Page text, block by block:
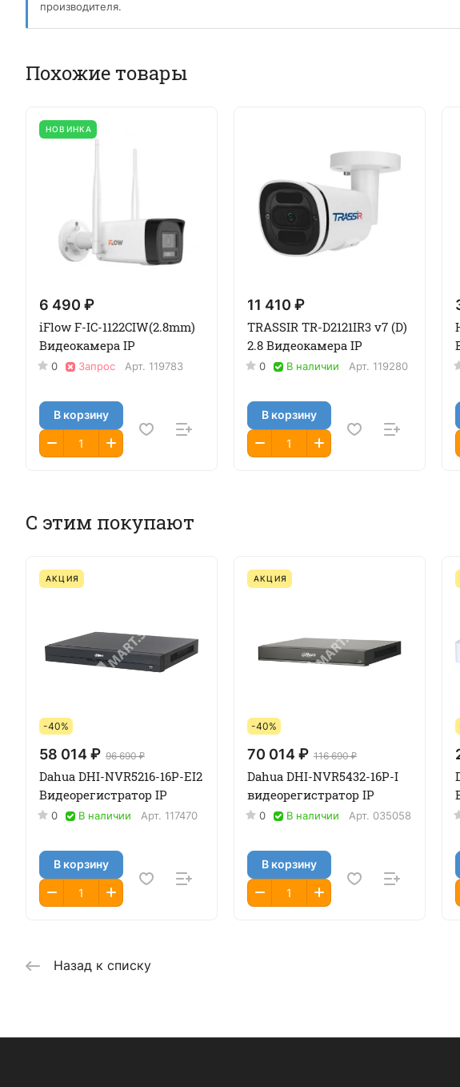
производителя.
Похожие товары
НОВИНКА
6 490 ₽
iFlow F-IC-1122CIW(2.8mm)
Видеокамера IP
0 Запрос Арт. 119783
В корзину
11 410 ₽
TRASSIR TR-D2121IR3 v7 (D)
2.8 Видеокамера IP
0 В наличии Арт. 119280
В корзину
С этим покупают
АКЦИЯ
-40%
58 014 ₽ 96 690 ₽
Dahua DHI-NVR5216-16P-EI2
Видеорегистратор IP
0 В наличии Арт. 117470
В корзину
АКЦИЯ
-40%
70 014 ₽ 116 690 ₽
Dahua DHI-NVR5432-16P-I
видеорегистратор IP
0 В наличии Арт. 035058
В корзину
Назад к списку